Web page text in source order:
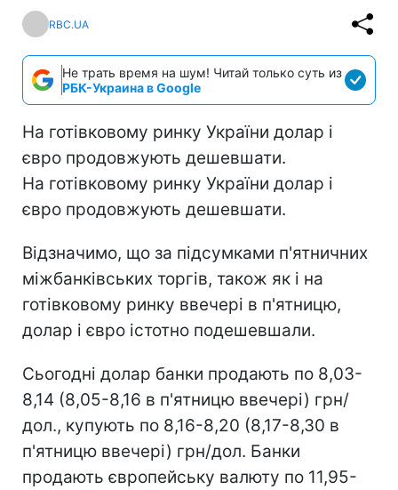
RBC.UA
Не трать время на шум! Читай только суть из
РБК-Украина в Google
На готівковому ринку України долар і
євро продовжують дешевшати.
На готівковому ринку України долар і
євро продовжують дешевшати.
Відзначимо, що за підсумками п'ятничних
міжбанківських торгів, також як і на
готівковому ринку ввечері в п'ятницю,
долар і євро істотно подешевшали.
Сьогодні долар банки продають по 8,03-
8,14 (8,05-8,16 в п'ятницю ввечері) грн/
дол., купують по 8,16-8,20 (8,17-8,30 в
п'ятницю ввечері) грн/дол. Банки
продають європейську валюту по 11,95-